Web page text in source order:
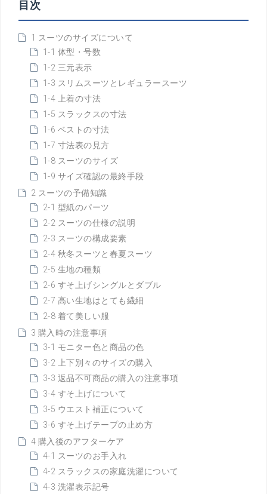
目次
1 スーツのサイズについて
1-1 体型・号数
1-2 三元表示
1-3 スリムスーツとレギュラースーツ
1-4 上着の寸法
1-5 スラックスの寸法
1-6 ベストの寸法
1-7 寸法表の見方
1-8 スーツのサイズ
1-9 サイズ確認の最終手段
2 スーツの予備知識
2-1 型紙のパーツ
2-2 スーツの仕様の説明
2-3 スーツの構成要素
2-4 秋冬スーツと春夏スーツ
2-5 生地の種類
2-6 すそ上げシングルとダブル
2-7 高い生地はとても繊細
2-8 着て美しい服
3 購入時の注意事項
3-1 モニター色と商品の色
3-2 上下別々のサイズの購入
3-3 返品不可商品の購入の注意事項
3-4 すそ上げについて
3-5 ウエスト補正について
3-6 すそ上げテープの止め方
4 購入後のアフターケア
4-1 スーツのお手入れ
4-2 スラックスの家庭洗濯について
4-3 洗濯表示記号